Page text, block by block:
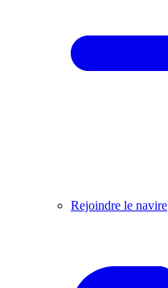
Rejoindre le navire